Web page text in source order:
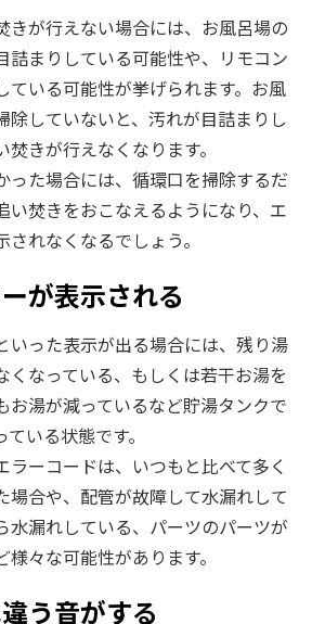
きが行えない場合には、お風呂場の
詰まりしている可能性や、リモコン
ている可能性が挙げられます。お風
除していないと、汚れが目詰まりし
きが行えなくなります。
った場合には、循環口を掃除するだ
い焚きをおこなえるようになり、エ
れなくなるでしょう。
が表示される
いった表示が出る場合には、残り湯
くなっている、もしくは若干お湯を
お湯が減っているなど貯湯タンクで
いる状態です。
ラーコードは、いつもと比べて多く
場合や、配管が故障して水漏れして
水漏れしている、パーツのパーツが
々な可能性があります。
う音がする